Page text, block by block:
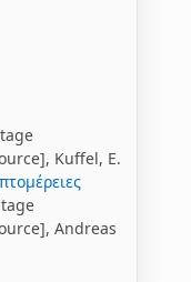
Kuffel, E.
Andreas